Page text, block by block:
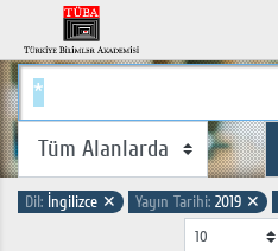
Dil: İngilizce ✕ Yayın Tarihi: 2019 ✕